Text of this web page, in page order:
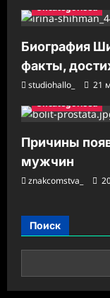
Uncategorised
Биография
факты,
studiohallo_ 21
Uncategorised
Причины
мужчин
znakcomstva_
Поиск